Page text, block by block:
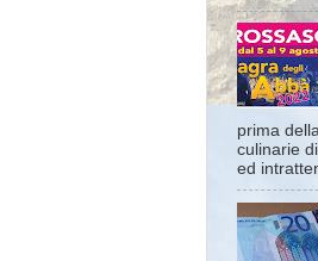
prima
culinarie
ed